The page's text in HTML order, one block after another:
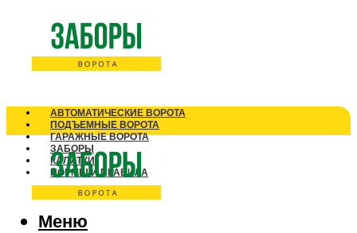
АВТОМАТИЧЕСКИЕ ВОРОТА
ПОДЪЕМНЫЕ ВОРОТА
ГАРАЖНЫЕ ВОРОТА
ЗАБОРЫ
КАЛИТКИ
НОРМЫ И ПРАВИЛА
Меню